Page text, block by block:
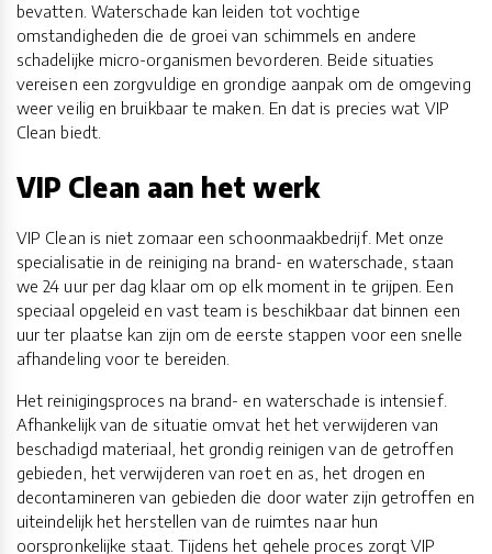
bevatten. Waterschade kan leiden tot vochtige
omstandigheden die de groei van schimmels en andere
schadelijke micro-organismen bevorderen. Beide situaties
vereisen een zorgvuldige en grondige aanpak om de omgeving
weer veilig en bruikbaar te maken. En dat is precies wat VIP
Clean biedt.
VIP Clean aan het werk
VIP Clean is niet zomaar een schoonmaakbedrijf. Met onze
specialisatie in de reiniging na brand- en waterschade, staan
we 24 uur per dag klaar om op elk moment in te grijpen. Een
speciaal opgeleid en vast team is beschikbaar dat binnen een
uur ter plaatse kan zijn om de eerste stappen voor een snelle
afhandeling voor te bereiden.
Het reinigingsproces na brand- en waterschade is intensief.
Afhankelijk van de situatie omvat het het verwijderen van
beschadigd materiaal, het grondig reinigen van de getroffen
gebieden, het verwijderen van roet en as, het drogen en
decontamineren van gebieden die door water zijn getroffen en
uiteindelijk het herstellen van de ruimtes naar hun
oorspronkelijke staat. Tijdens het gehele proces zorgt VIP